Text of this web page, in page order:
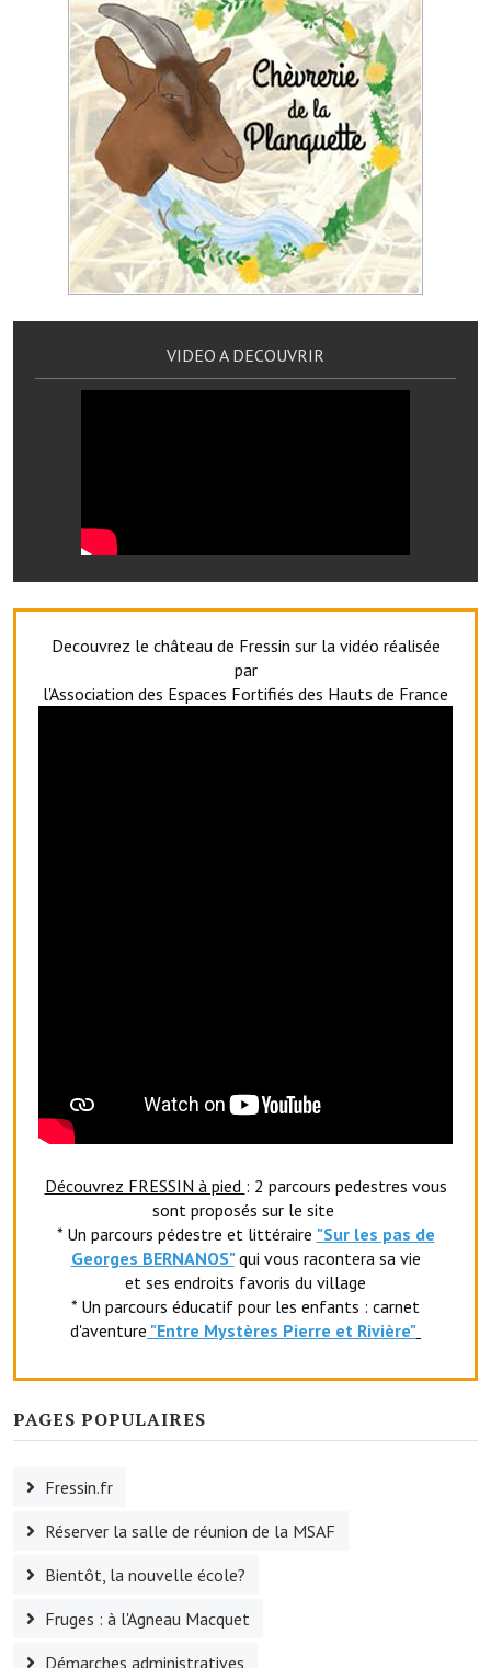
Eaux, assainissement
France services
France Renov
Déchets ménagers, tri sélectif, encombrants
Services publics communaux
Démarches administratives
Urbanisme
Terrains et maisons à vendre
Bibliothèque
Commerces et professions libérales
Exploitants agricoles
Artisans
Les Amis du Patrimoine
Le club de l'amitié
Le comité des fêtes
L'association Avotra-France
Le foyer de la Planquette
L'association des anciens combattants
La société de pêche
VIDEO A DECOUVRIR
Decouvrez le château de Fressin sur la vidéo réalisée
par
l'Association des Espaces Fortifiés des Hauts de France
Découvrez FRESSIN à pied : 2 parcours pedestres vous
sont proposés sur le site
* Un parcours pédestre et littéraire "Sur les pas de
Georges BERNANOS" qui vous racontera sa vie
et ses endroits favoris du village
* Un parcours éducatif pour les enfants : carnet
d'aventure "Entre Mystères Pierre et Rivière"
PAGES POPULAIRES
Fressin.fr
Réserver la salle de réunion de la MSAF
Bientôt, la nouvelle école?
Fruges : à l'Agneau Macquet
Démarches administratives